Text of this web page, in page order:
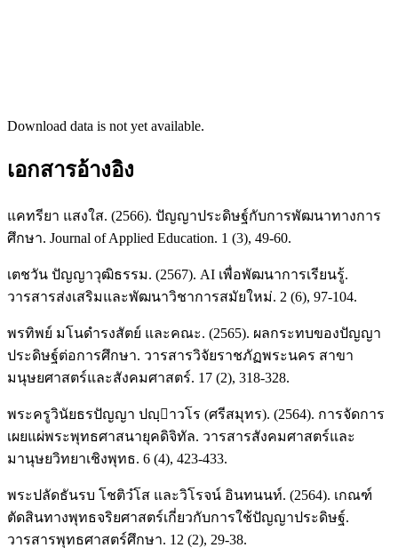
Download data is not yet available.
เอกสารอ้างอิง
แคทรียา แสงใส. (2566). ปัญญาประดิษฐ์กับการพัฒนาทางการ
ศึกษา. Journal of Applied Education. 1 (3), 49-60.
เตชวัน ปัญญาวุฒิธรรม. (2567). AI เพื่อพัฒนาการเรียนรู้.
วารสารส่งเสริมและพัฒนาวิชาการสมัยใหม่. 2 (6), 97-104.
พรทิพย์ มโนดำรงสัตย์ และคณะ. (2565). ผลกระทบของปัญญา
ประดิษฐ์ต่อการศึกษา. วารสารวิจัยราชภัฏพระนคร สาขา
มนุษยศาสตร์และสังคมศาสตร์. 17 (2), 318-328.
พระครูวินัยธรปัญญา ปญฺาวโร (ศรีสมุทร). (2564). การจัดการ
เผยแผ่พระพุทธศาสนายุคดิจิทัล. วารสารสังคมศาสตร์และ
มานุษยวิทยาเชิงพุทธ. 6 (4), 423-433.
พระปลัดธันรบ โชติวํโส และวิโรจน์ อินทนนท์. (2564). เกณฑ์
ตัดสินทางพุทธจริยศาสตร์เกี่ยวกับการใช้ปัญญาประดิษฐ์.
วารสารพุทธศาสตร์ศึกษา. 12 (2), 29-38.